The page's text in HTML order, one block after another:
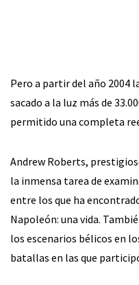
Pero a partir del año 2004
sacado a la luz más de
permitido una completa
Andrew Roberts,
la inmensa tarea de
entre los que ha
Napoleón: una vida.
los escenarios bélicos en
batallas en las que